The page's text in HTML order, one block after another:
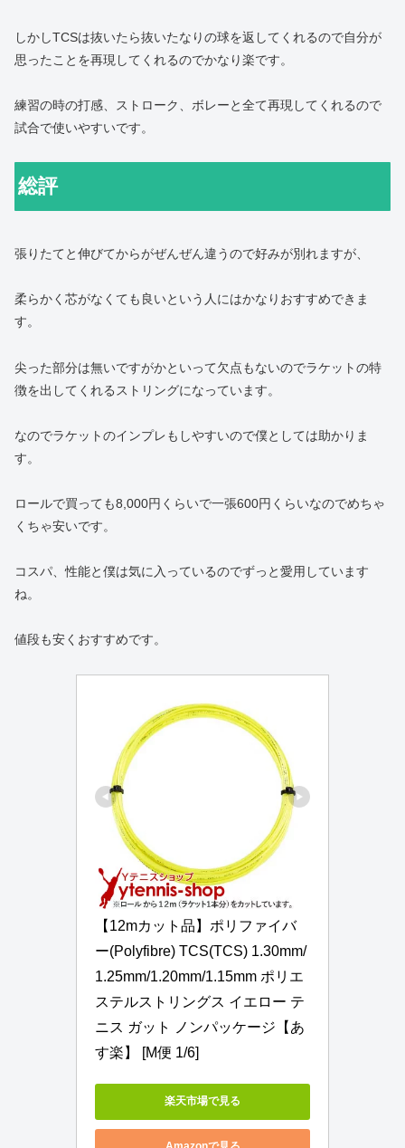
しかしTCSは抜いたら抜いたなりの球を返してくれるので自分が
思ったことを再現してくれるのでかなり楽です。
練習の時の打感、ストローク、ボレーと全て再現してくれるので
試合で使いやすいです。
総評
張りたてと伸びてからがぜんぜん違うので好みが別れますが、
柔らかく芯がなくても良いという人にはかなりおすすめできま
す。
尖った部分は無いですがかといって欠点もないのでラケットの特
徴を出してくれるストリングになっています。
なのでラケットのインプレもしやすいので僕としては助かりま
す。
ロールで買っても8,000円くらいで一張600円くらいなのでめちゃ
くちゃ安いです。
コスパ、性能と僕は気に入っているのでずっと愛用しています
ね。
値段も安くおすすめです。
【12mカット品】ポリファイバ
ー(Polyfibre) TCS(TCS) 1.30mm/
1.25mm/1.20mm/1.15mm ポリエ
ステルストリングス イエロー テ
ニス ガット ノンパッケージ【あ
す楽】 [M便 1/6]
楽天市場で見る